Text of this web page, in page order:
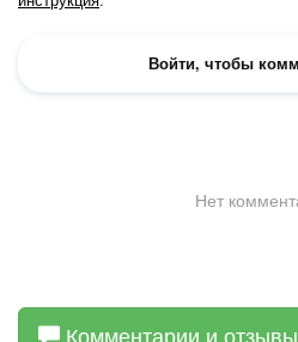
Комментарии и отзывы